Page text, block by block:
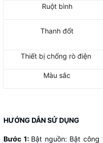
Ruột bình
Thanh đốt
Thiết bị chống rò điện
Màu sắc
HƯỚNG DẪN SỬ DỤNG
Bước 1: Bật nguồn: Bật